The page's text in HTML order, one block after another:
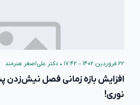
۲۲ فروردین ۱۴۰۲ – ۱۷:۴۲ • دکتر علی‌اصغر هنرمند
افزایش بازه زمانی فصل نیش‌زدن
نوری!